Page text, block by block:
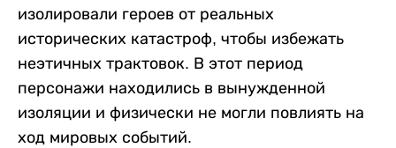
изолировали героев от реальных
исторических катастроф, чтобы избежать
неэтичных трактовок. В этот период
персонажи находились в вынужденной
изоляции и физически не могли повлиять на
ход мировых событий.